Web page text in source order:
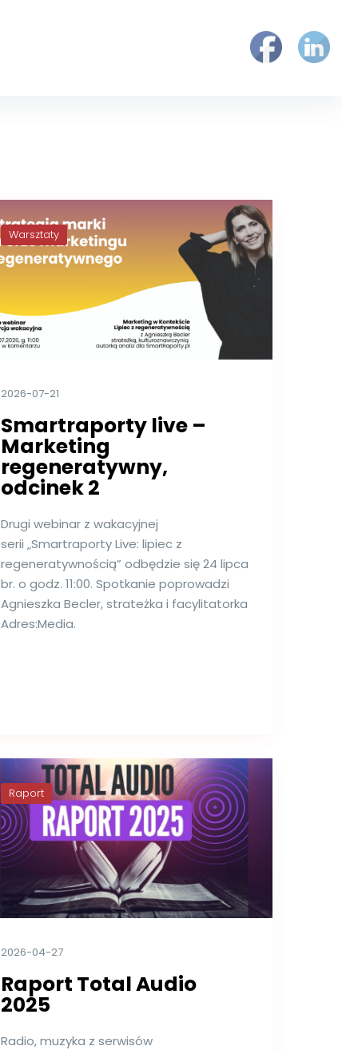
Warsztaty
2026-07-21
Smartraporty live –
Marketing
regeneratywny,
odcinek 2
Drugi webinar z wakacyjnej
serii „Smartraporty Live: lipiec z
regeneratywnością” odbędzie się 24 lipca
br. o godz. 11:00. Spotkanie poprowadzi
Agnieszka Becler, strateżka i facylitatorka
Adres:Media.
Raport
2026-04-27
Raport Total Audio
2025
Radio, muzyka z serwisów